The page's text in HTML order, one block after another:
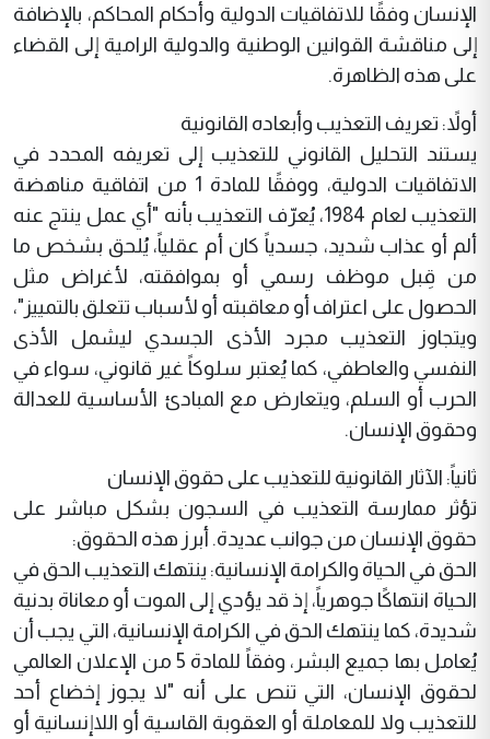
الإنسان وفقًا للاتفاقيات الدولية وأحكام المحاكم، بالإضافة
إلى مناقشة القوانين الوطنية والدولية الرامية إلى القضاء
على هذه الظاهرة.
أولاً: تعريف التعذيب وأبعاده القانونية
يستند التحليل القانوني للتعذيب إلى تعريفه المحدد في
الاتفاقيات الدولية، ووفقًا للمادة 1 من اتفاقية مناهضة
التعذيب لعام 1984، يُعرّف التعذيب بأنه "أي عمل ينتج عنه
ألم أو عذاب شديد، جسدياً كان أم عقلياً، يُلحق بشخص ما
من قِبل موظف رسمي أو بموافقته، لأغراض مثل
الحصول على اعتراف أو معاقبته أو لأسباب تتعلق بالتمييز"،
ويتجاوز التعذيب مجرد الأذى الجسدي ليشمل الأذى
النفسي والعاطفي، كما يُعتبر سلوكاً غير قانوني، سواء في
الحرب أو السلم، ويتعارض مع المبادئ الأساسية للعدالة
وحقوق الإنسان.
ثانياً: الآثار القانونية للتعذيب على حقوق الإنسان
تؤثر ممارسة التعذيب في السجون بشكل مباشر على
حقوق الإنسان من جوانب عديدة. أبرز هذه الحقوق:
الحق في الحياة والكرامة الإنسانية: ينتهك التعذيب الحق في
الحياة انتهاكًا جوهرياً، إذ قد يؤدي إلى الموت أو معاناة بدنية
شديدة، كما ينتهك الحق في الكرامة الإنسانية، التي يجب أن
يُعامل بها جميع البشر، وفقاً للمادة 5 من الإعلان العالمي
لحقوق الإنسان، التي تنص على أنه "لا يجوز إخضاع أحد
للتعذيب ولا للمعاملة أو العقوبة القاسية أو اللاإنسانية أو